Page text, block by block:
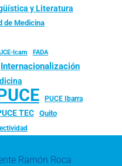
y Literatura
de Medicina
Icam FADA
Internacionalización
PUCE Ibarra
TEC
Quito
Ramón Roca